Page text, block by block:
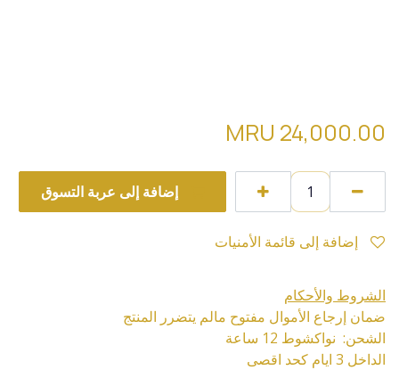
24,000.00
إضافة إلى عربة التسوق
الشروط والأحكام
ضمان إرجاع الأموال مفتوح مالم يتضرر المنتج
الشحن: نواكشوط 12 ساعة
الداخل 3 ايام كحد اقصى